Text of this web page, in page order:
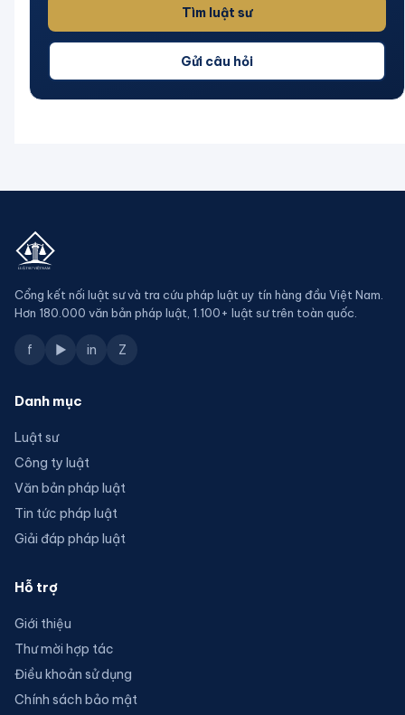
Tìm luật sư
Gửi câu hỏi
Cổng kết nối luật sư và tra cứu pháp luật uy tín hàng đầu Việt Nam.
Hơn 180.000 văn bản pháp luật, 1.100+ luật sư trên toàn quốc.
f ▶ in Z
Danh mục
Luật sư
Công ty luật
Văn bản pháp luật
Tin tức pháp luật
Giải đáp pháp luật
Hỗ trợ
Giới thiệu
Thư mời hợp tác
Điều khoản sử dụng
Chính sách bảo mật